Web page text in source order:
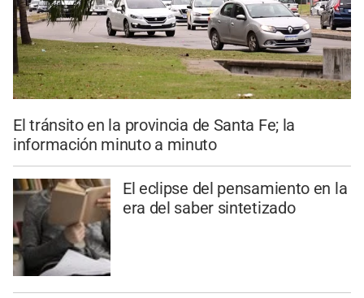
El tránsito en la provincia de Santa Fe; la
información minuto a minuto
El eclipse del pensamiento en la
era del saber sintetizado